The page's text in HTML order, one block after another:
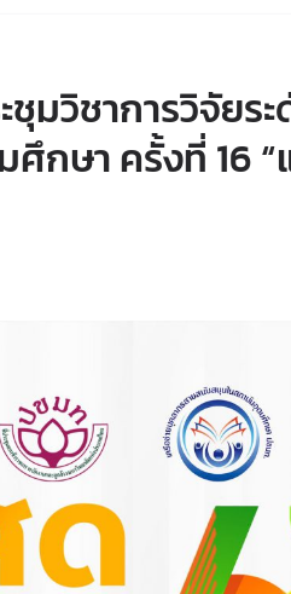
มวิชาการวิจัยร
ษา ครั้งที่ 16 “